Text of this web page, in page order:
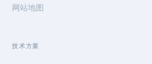
网站地图
技术方案